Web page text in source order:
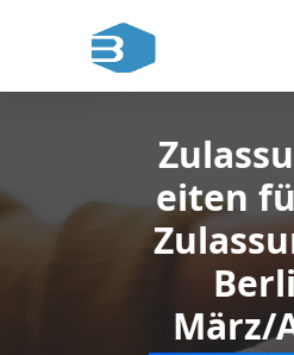
eiten
März/